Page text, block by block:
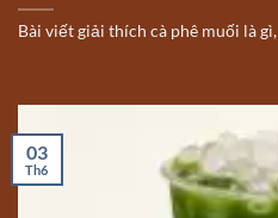
Bài viết giải thích cà phê muối là
03
Th6